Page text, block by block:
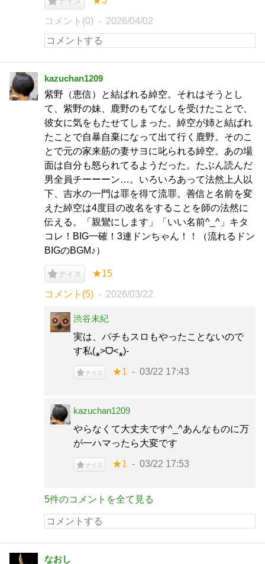
コメント(0) 2026/04/02
kazuchan1209
紫野（恵信）と結ばれる綽空。それはそうとし
て、紫野の妹、鹿野のもてなしを受けたことで、
彼女に気をもたせてしまった。綽空が姉と結ばれ
たことで自暴自棄になって出て行く鹿野。そのこ
とで元の家来筋の妻サヨに叱られる綽空。あの場
面は自分も怒られてるようだった。たぶん読んだ
男全員チーーーン…。いろいろあって法然上人以
下、吉水の一門は罪を得て流罪。善信と名前を変
えた綽空は4度目の改名をすることを師の法然に
伝える。「親鸞にします」「いい名前^_^」キタ
コレ！BIG一確！3連ドンちゃん！！（流れるドン
BIGのBGM♪）
ナイス ★15
コメント(5) 2026/03/22
渋谷未紀
実は、パチもスロもやったことないので
す私(⁎˃ᗜ˂⁎)-
ナイス ★1 03/22 17:43
kazuchan1209
やらなくて大丈夫です^_^あんなものに万
が一ハマったら大変です
ナイス ★1 03/22 17:53
5件のコメントを全て見る
なおし